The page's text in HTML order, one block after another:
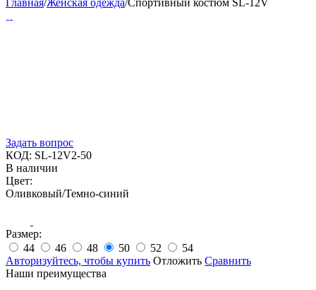
Задать вопрос
КОД: SL-12V2-50
В наличии
Цвет:
Оливковый/Темно-синий
Размер:
44
46 48 50 52
54
Авторизуйтесь, чтобы купить Отложить Сравнить
Наши преимущества